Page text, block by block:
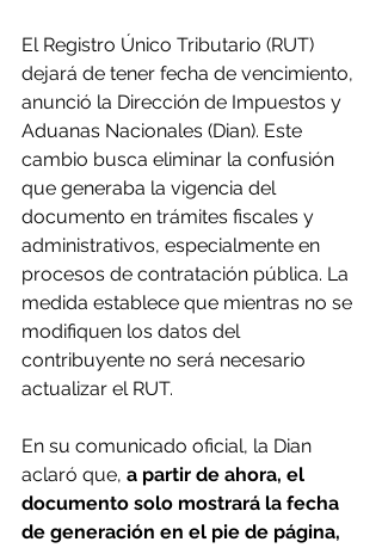
El Registro Único Tributario (RUT)
dejará de tener fecha de vencimiento,
anunció la Dirección de Impuestos y
Aduanas Nacionales (Dian). Este
cambio busca eliminar la confusión
que generaba la vigencia del
documento en trámites fiscales y
administrativos, especialmente en
procesos de contratación pública. La
medida establece que mientras no se
modifiquen los datos del
contribuyente no será necesario
actualizar el RUT.
En su comunicado oficial, la Dian
aclaró que, a partir de ahora, el
documento solo mostrará la fecha
de generación en el pie de página,